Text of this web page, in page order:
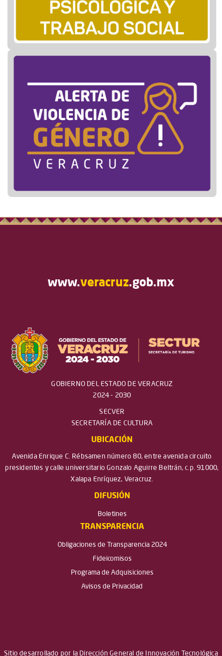
www.veracruz.gob.mx
GOBIERNO DEL ESTADO DE VERACRUZ
2024 - 2030
SECVER
SECRETARÍA DE CULTURA
UBICACIÓN
Avenida Enrique C. Rébsamen número 80, entre avenida circuito
presidentes y calle universitario Gonzalo Aguirre Beltrán, c.p. 91000,
Xalapa Enríquez, Veracruz.
DIFUSIÓN
Boletines
TRANSPARENCIA
Obligaciones de Transparencia 2024
Fideicomisos
Programa de Adquisiciones
Avisos de Privacidad
Sitio desarrollado por la Dirección General de Innovación Tecnológica